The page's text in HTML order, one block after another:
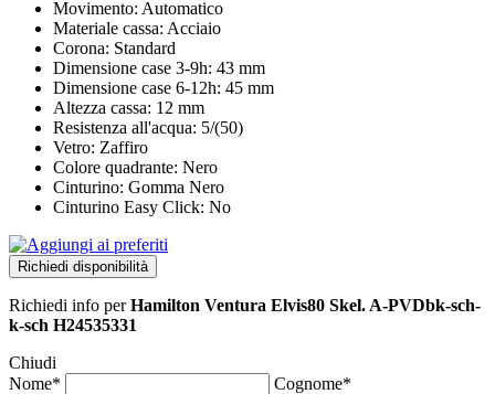
Movimento: Automatico
Materiale cassa: Acciaio
Corona: Standard
Dimensione case 3-9h: 43 mm
Dimensione case 6-12h: 45 mm
Altezza cassa: 12 mm
Resistenza all'acqua: 5/(50)
Vetro: Zaffiro
Colore quadrante: Nero
Cinturino: Gomma Nero
Cinturino Easy Click: No
Richiedi disponibilità
Richiedi info perHamilton Ventura Elvis80 Skel. A-PVDbk-sch-
k-sch H24535331
Chiudi
Nome*
Cognome*